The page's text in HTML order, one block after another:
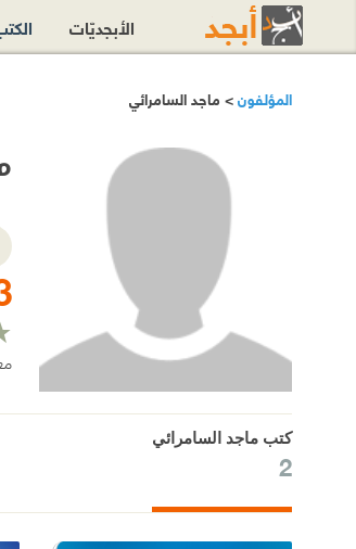
المؤلفون> ماجد السامرائي
كتب ماجد السامرائي
2
الأبجديّات